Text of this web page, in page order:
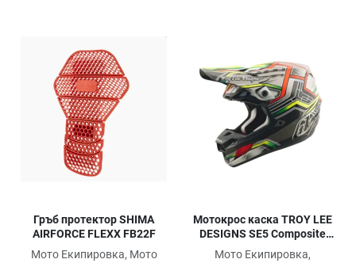
Сравни продукт
Quick View
Гръб протектор SHIMA
AIRFORCE FLEXX FB22F
Мото Екипировка, Мото
Mотокрос каска TROY LEE
DESIGNS SE5 Composite
Lowrider - Grey
Мото Екипировка,